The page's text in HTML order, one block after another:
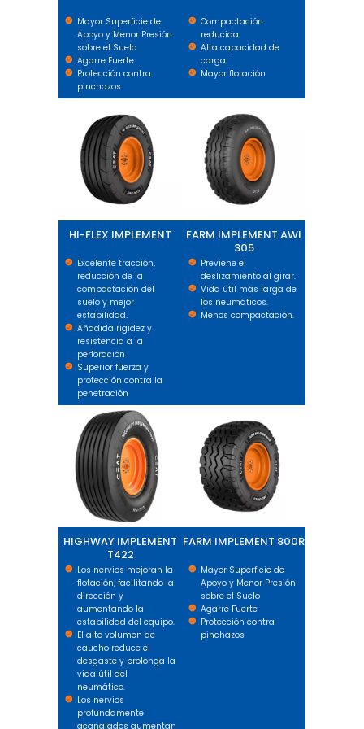
Mayor Superficie de
Apoyo y Menor Presión
sobre el Suelo
Agarre Fuerte
Protección contra
pinchazos
Compactación
reducida
Alta capacidad de
carga
Mayor flotación
HI-FLEX IMPLEMENT
Excelente tracción,
reducción de la
compactación del
suelo y mejor
estabilidad.
Añadida rigidez y
resistencia a la
perforación
Superior fuerza y
protección contra la
penetración
FARM IMPLEMENT AWI
305
Previene el
deslizamiento al girar.
Vida útil más larga de
los neumáticos.
Menos compactación.
HIGHWAY IMPLEMENT
T422
Los nervios mejoran la
flotación, facilitando la
dirección y
aumentando la
estabilidad del equipo.
El alto volumen de
caucho reduce el
desgaste y prolonga la
vida útil del
neumático.
Los nervios
profundamente
acanalados aumentan
FARM IMPLEMENT 800R
Mayor Superficie de
Apoyo y Menor Presión
sobre el Suelo
Agarre Fuerte
Protección contra
pinchazos